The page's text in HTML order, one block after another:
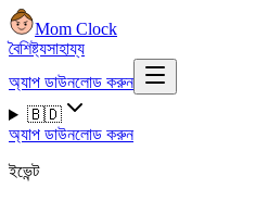
Mom Clock
বৈশিষ্ট্যসাহায্য
অ্যাপ ডাউনলোড করুন
🇧🇩
অ্যাপ ডাউনলোড করুন
ইভেন্ট